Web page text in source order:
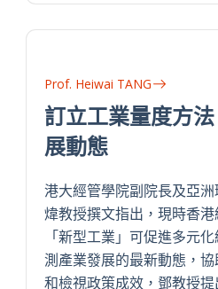
Prof. Heiwai TANG
訂立工業量度方
展動態
港大經管學院副院長及亞
煒教授撰文指出，現時香
「新型工業」可促進多元
測產業發展的最新動態，
和檢視政策成效，鄧教授